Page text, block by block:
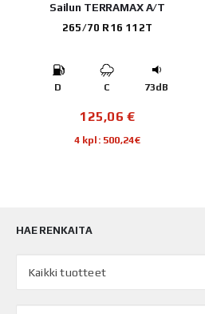
Sailun TERRAMAX A/T
265/70 R16 112T
D C 73dB
125,06€
4 kpl: 500,24€
HAE RENKAITA
Kaikki tuotteet